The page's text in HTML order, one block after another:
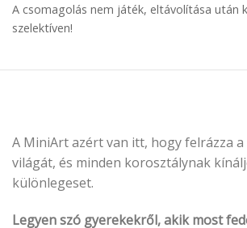
A csomagolás nem játék, eltávolítása után
szelektíven!
A MiniArt azért van itt, hogy felrázza
világát, és minden korosztálynak
különlegeset.
Legyen szó gyerekekről, akik most